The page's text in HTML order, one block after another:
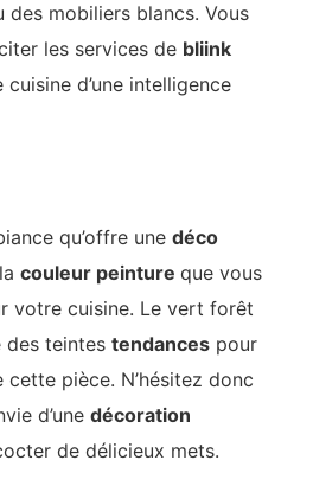
des mobiliers blancs. Vous
les services de bliink
d’une intelligence
qu’offre une déco
couleur peinture que vous
votre cuisine. Le vert forêt
des teintes tendances pour
cette pièce. N’hésitez donc
d’une décoration
de délicieux mets.